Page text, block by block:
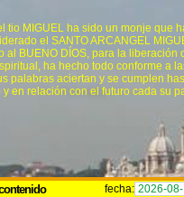
tio MIGUEL ha sido un monje que
el SANTO ARCANGEL
BUENO DÍOS, para la liberación
ha hecho todo conforme a
palabras aciertan y se cumplen
en relación con el futuro cada su
fecha: 2026-